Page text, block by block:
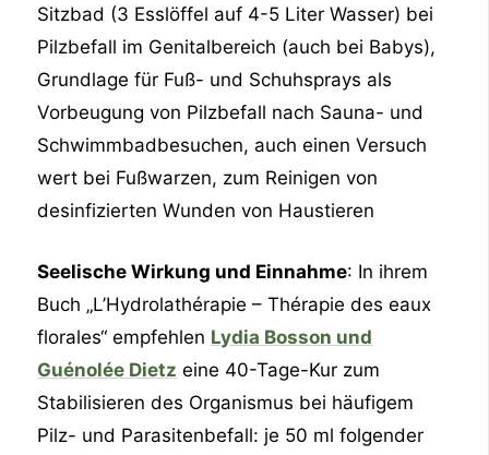
Sitzbad (3 Esslöffel auf 4-5 Liter Wasser) bei
Pilzbefall im Genitalbereich (auch bei Babys),
Grundlage für Fuß- und Schuhsprays als
Vorbeugung von Pilzbefall nach Sauna- und
Schwimmbadbesuchen, auch einen Versuch
wert bei Fußwarzen, zum Reinigen von
desinfizierten Wunden von Haustieren
Seelische Wirkung und Einnahme: In ihrem
Buch „L’Hydrolathérapie – Thérapie des eaux
florales“ empfehlen Lydia Bosson und
Guénolée Dietz eine 40-Tage-Kur zum
Stabilisieren des Organismus bei häufigem
Pilz- und Parasitenbefall: je 50 ml folgender